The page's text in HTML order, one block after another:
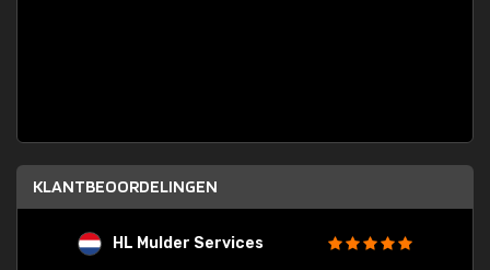
KLANTBEOORDELINGEN
HL Mulder Services